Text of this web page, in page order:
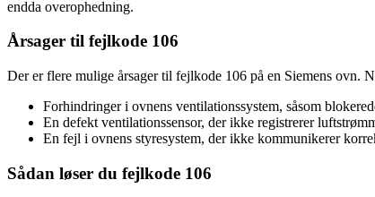
endda overophedning.
Årsager til fejlkode 106
Der er flere mulige årsager til fejlkode 106 på en Siemens ovn.
Forhindringer i ovnens ventilationssystem, såsom
En defekt ventilationssensor, der ikke registrerer
En fejl i ovnens styresystem, der ikke kommunikerer
Sådan løser du fejlkode 106